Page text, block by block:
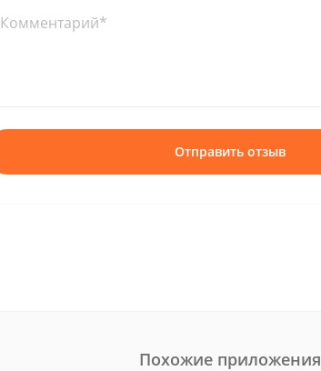
Комментарий*
Отправить отзыв
Похожие приложения